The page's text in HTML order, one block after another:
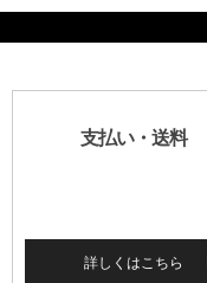
支払い・送料
詳しくはこちら